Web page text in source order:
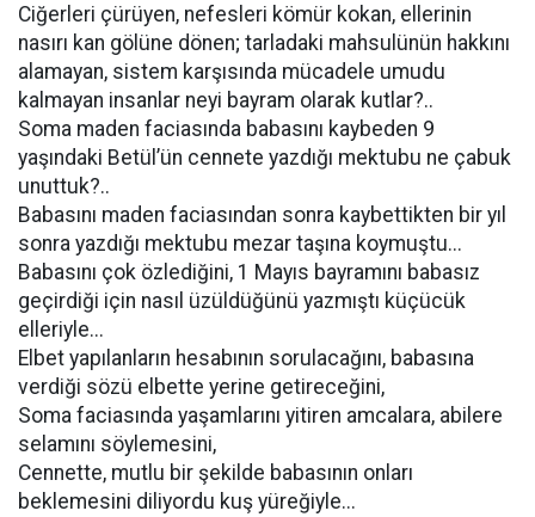
Ciğerleri çürüyen, nefesleri kömür kokan, ellerinin
nasırı kan gölüne dönen; tarladaki mahsulünün hakkını
alamayan, sistem karşısında mücadele umudu
kalmayan insanlar neyi bayram olarak kutlar?..
Soma maden faciasında babasını kaybeden 9
yaşındaki Betül’ün cennete yazdığı mektubu ne çabuk
unuttuk?..
Babasını maden faciasından sonra kaybettikten bir yıl
sonra yazdığı mektubu mezar taşına koymuştu...
Babasını çok özlediğini, 1 Mayıs bayramını babasız
geçirdiği için nasıl üzüldüğünü yazmıştı küçücük
elleriyle...
Elbet yapılanların hesabının sorulacağını, babasına
verdiği sözü elbette yerine getireceğini,
Soma faciasında yaşamlarını yitiren amcalara, abilere
selamını söylemesini,
Cennette, mutlu bir şekilde babasının onları
beklemesini diliyordu kuş yüreğiyle...